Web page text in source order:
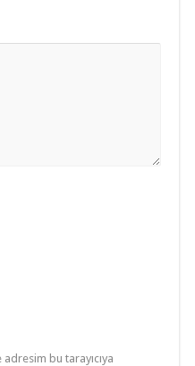
bu tarayıcıya